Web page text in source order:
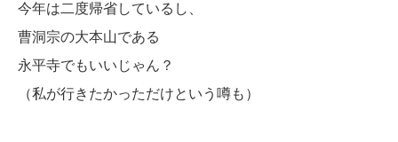
今年は二度帰省しているし、
曹洞宗の大本山である
永平寺でもいいじゃん？
（私が行きたかっただけという噂も）